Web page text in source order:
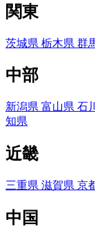
関東
茨城県 栃木県 群
中部
新潟県 富山県 石
知県
近畿
三重県 滋賀県 京
中国